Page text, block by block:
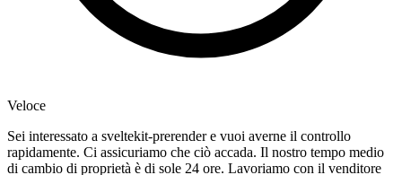
Veloce
Sei interessato a sveltekit-prerender e vuoi averne il controllo
rapidamente. Ci assicuriamo che ciò accada. Il nostro tempo medio
di cambio di proprietà è di sole 24 ore. Lavoriamo con il venditore